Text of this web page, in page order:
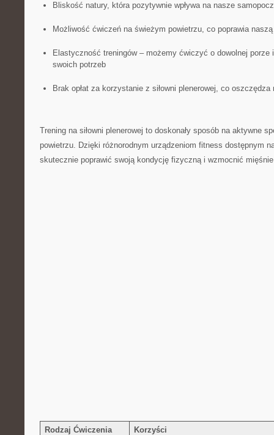
Bliskość natury, która⁤ pozytywnie⁤ wpływa na nasze
Możliwość ćwiczeń ​na świeżym powietrzu, ⁤co poprawia
Elastyczność treningów – możemy ‌ćwiczyć ⁤o dowolnej porze
swoich potrzeb
Brak opłat za ​korzystanie z siłowni‍ plenerowej, co oszczędza
Trening na siłowni plenerowej to doskonały​ sposób⁣ na aktywne
powietrzu. Dzięki ⁢różnorodnym urządzeniom fitness dostępnym
skutecznie poprawić swoją kondycję fizyczną i wzmocnić
Rodzaj Ćwiczenia
Korzyści